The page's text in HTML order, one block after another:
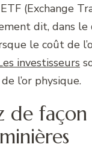
ETF (Exchange
dit, dans le
le coût de
investisseurs
l’or physique.
de